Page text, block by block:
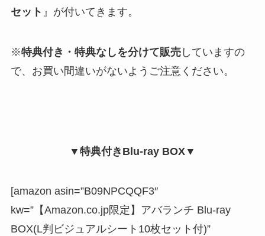
セット 』が付いてきます。
※特典付き・特典なしを分けて販売していますの
で、お買い間違いがないようご注意ください。
▼特典付きBlu-ray BOX▼
[amazon asin=”B09NPCQQF3″
kw=”【Amazon.co.jp限定】アバランチ Blu-ray
BOX(L判ビジュアルシート10枚セット付)”